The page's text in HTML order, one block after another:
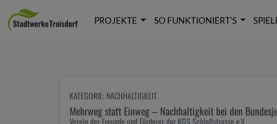
Seite
Klicken Sie, um die Navigation zu überspringen und zum Hauptteil zu gelangen
PROJEKTE SO FUNKTIONIERT'S
KATEGORIE: NACHHALTIGKEIT
Mehrweg statt Einweg – Nachhaltigkeit bei den
Verein der Freunde und Förderer der KGS Schloßstrasse e.V.